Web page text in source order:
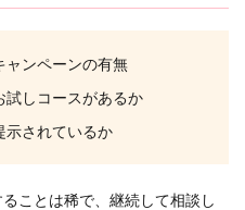
ャンペーンの有無
試しコースがあるか
示されているか
ことは稀で、継続して相談し